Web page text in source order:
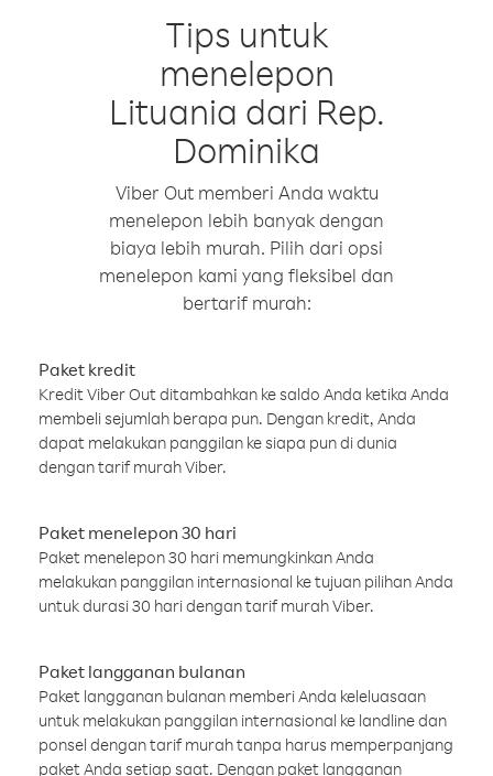
Tips untuk
menelepon
Lituania dari Rep.
Dominika
Viber Out memberi Anda waktu
menelepon lebih banyak dengan
biaya lebih murah. Pilih dari opsi
menelepon kami yang fleksibel dan
bertarif murah:
Paket kredit
Kredit Viber Out ditambahkan ke saldo Anda ketika Anda
membeli sejumlah berapa pun. Dengan kredit, Anda
dapat melakukan panggilan ke siapa pun di dunia
dengan tarif murah Viber.
Paket menelepon 30 hari
Paket menelepon 30 hari memungkinkan Anda
melakukan panggilan internasional ke tujuan pilihan Anda
untuk durasi 30 hari dengan tarif murah Viber.
Paket langganan bulanan
Paket langganan bulanan memberi Anda keleluasaan
untuk melakukan panggilan internasional ke landline dan
ponsel dengan tarif murah tanpa harus memperpanjang
paket Anda setiap saat. Dengan paket langganan